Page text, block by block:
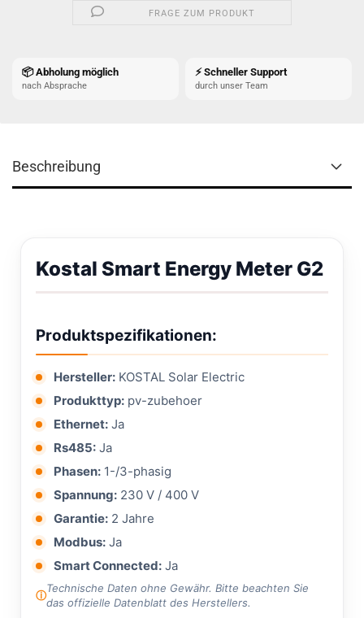
FRAGE ZUM PRODUKT
📦 Abholung möglich
nach Absprache
⚡ Schneller Support
durch unser Team
Beschreibung
Kostal Smart Energy Meter G2
Produktspezifikationen:
Hersteller: KOSTAL Solar Electric
Produkttyp: pv-zubehoer
Ethernet: Ja
Rs485: Ja
Phasen: 1-/3-phasig
Spannung: 230 V / 400 V
Garantie: 2 Jahre
Modbus: Ja
Smart Connected: Ja
Technische Daten ohne Gewähr. Bitte beachten Sie
das offizielle Datenblatt des Herstellers.